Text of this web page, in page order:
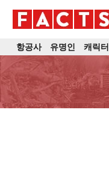
항공사 유명인 캐릭터